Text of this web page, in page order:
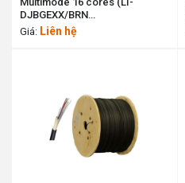
DJBGEXX/BRN
MX16XX(06T2.00)) LS cable
Giá: Liên hệ